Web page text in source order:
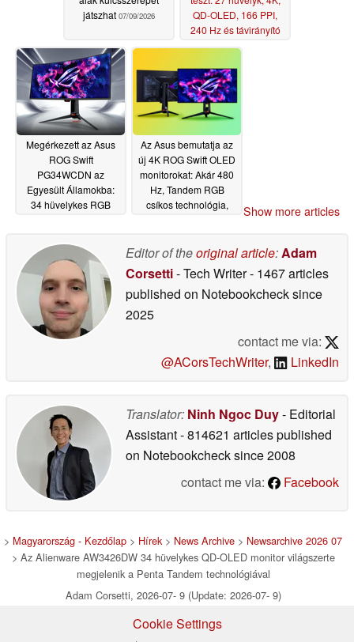
játszhat 07/09/2026
QD-OLED, 166 PPI,
240 Hz és távirányító
06/20/2026
Megérkezett az Asus
ROG Swift
PG34WCDN az
Egyesült Államokba:
34 hüvelykes RGB
frekvenciával06/10/2026
Az Asus bemutatja az
új 4K ROG Swift OLED
monitorokat: Akár 480
Hz, Tandem RGB
csíkos technológia,
Show more articles
Editor of theoriginal article: Adam
Corsetti- Tech Writer- 1467 articles
published on Notebookchecksince
2025
contact me via:
@ACorsTechWriter, LinkedIn
Translator: Ninh Ngoc Duy- Editorial
Assistant- 814621 articles published
on Notebookchecksince 2008
contact me via:
Facebook
> Magyarország - Kezdőlap > Hírek > News Archive > Newsarchive 2026 07
> Az Alienware AW3426DW 34 hüvelykes QD-OLED monitor világszerte
megjelenik a Penta Tandem technológiával
Adam Corsetti, 2026-07- 9 (Update: 2026-07- 9)
Cookie Settings